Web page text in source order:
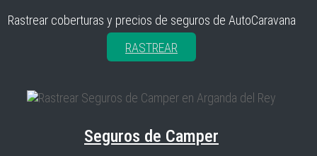
Rastrear coberturas y precios de seguros de AutoCaravana
RASTREAR
Seguros de Camper